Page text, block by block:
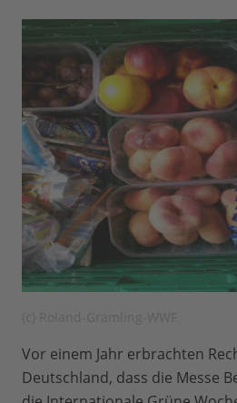
Vor einem Jahr erbrachten
Deutschland, dass die Messe